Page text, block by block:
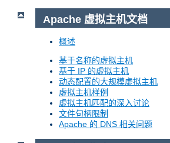
Apache 虚拟主机文档
概述
基于名称的虚拟主机
基于 IP 的虚拟主机
动态配置的大规模虚拟主机
虚拟主机样例
虚拟主机匹配的深入讨论
文件句柄限制
Apache 的 DNS 相关问题